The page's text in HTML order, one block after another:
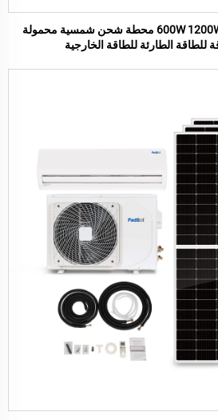
600W 1200W 2200W 3500W 5000W محطة شحن شمسية محمولة
للطاقة الطارئة للطاقة الخارجية